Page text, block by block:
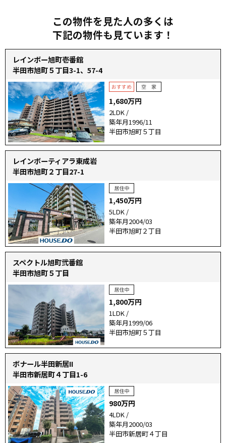
この物件を見た人の多くは
下記の物件も見ています！
レインボー旭町壱番館
半田市旭町５丁目3-1、57-4
1,680万円
2LDK /
築年月1996/11
半田市旭町５丁目
レインボーティアラ東成岩
半田市旭町２丁目27-1
1,450万円
5LDK /
築年月2004/03
半田市旭町２丁目
スペクトル旭町弐番館
半田市旭町５丁目
1,800万円
1LDK /
築年月1999/06
半田市旭町５丁目
ボナール半田新居II
半田市新居町４丁目1-6
980万円
4LDK /
築年月2000/03
半田市新居町４丁目